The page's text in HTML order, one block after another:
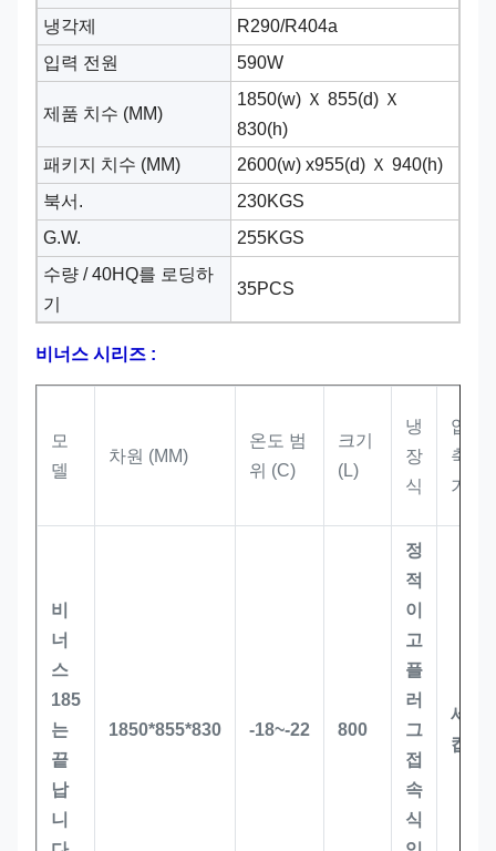
냉각제
R290/R404a
입력 전원
590W
제품 치수 (MM)
1850(w) Ｘ 855(d) Ｘ
830(h)
패키지 치수 (MM)
2600(w) x955(d) Ｘ 940(h)
북서.
230KGS
G.W.
255KGS
수량 / 40HQ를 로딩하
기
35PCS
비너스 시리즈 :
모
델
차원 (MM)
온도 범
위 (C)
크기
(L)
냉
장
식
압
축
기
비
너
스
185
는
끝
납
니
1850*855*830 -18~-22 800
정
적
이
고
플
러
그
접
속
식
세
캅